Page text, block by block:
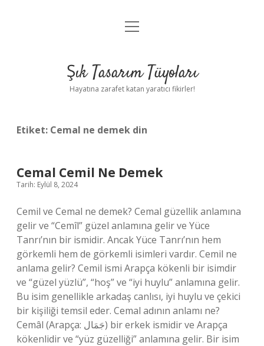
Anasayfa
Yasal Uyarı
menüyü
Şık Tasarım Tüyoları
Hayatına zarafet katan yaratıcı fikirler!
Etiket: Cemal ne demek din
Cemal Cemil Ne Demek
Tarih: Eylül 8, 2024
Cemil ve Cemal ne demek? Cemal güzellik anlamına
gelir ve “Cemîl” güzel anlamına gelir ve Yüce
Tanrı’nın bir ismidir. Ancak Yüce Tanrı’nın hem
görkemli hem de görkemli isimleri vardır. Cemil ne
anlama gelir? Cemil ismi Arapça kökenli bir isimdir
ve “güzel yüzlü”, “hoş” ve “iyi huylu” anlamına gelir.
Bu isim genellikle arkadaş canlısı, iyi huylu ve çekici
bir kişiliği temsil eder. Cemal adının anlamı ne?
Cemâl (Arapça: جَمَال‎) bir erkek ismidir ve Arapça
kökenlidir ve “yüz güzelliği” anlamına gelir. Bir isim